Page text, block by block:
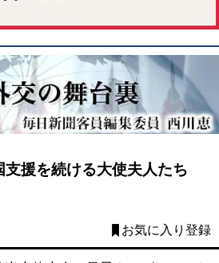
援を続ける大使夫人たち
お気に入り登録